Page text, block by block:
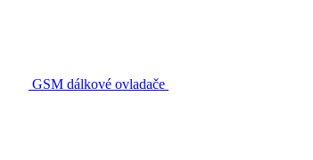
GSM dálkové ovladače